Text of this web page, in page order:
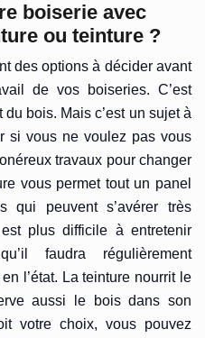
boiserie avec
ou teinture ?
des options à décider avant
de vos boiseries. C’est
bois. Mais c’est un sujet à
si vous ne voulez pas vous
travaux pour changer
vous permet tout un panel
qui peuvent s’avérer très
plus difficile à entretenir
faudra régulièrement
l’état. La teinture nourrit le
aussi le bois dans son
votre choix, vous pouvez